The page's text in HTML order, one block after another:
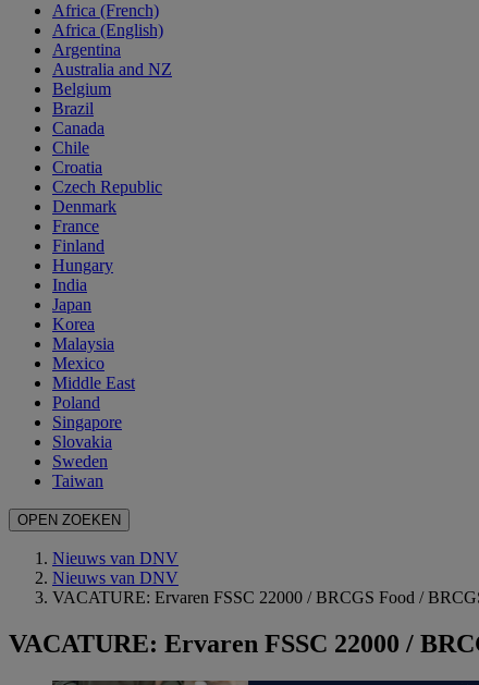
Africa (French)
Africa (English)
Argentina
Australia and NZ
Belgium
Brazil
Canada
Chile
Croatia
Czech Republic
Denmark
France
Finland
Hungary
India
Japan
Korea
Malaysia
Mexico
Middle East
Poland
Singapore
Slovakia
Sweden
Taiwan
OPEN ZOEKEN
Nieuws van DNV
Nieuws van DNV
VACATURE: Ervaren FSSC 22000 / BRCGS Food /
VACATURE: Ervaren FSSC 22000 /